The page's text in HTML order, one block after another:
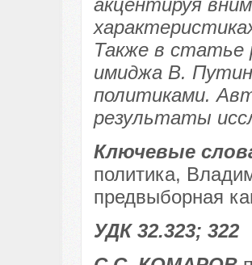
акцентируя
Также в статье
имиджа В.
политиками.
результаты
Ключевые
политика,
предвыборная
УДК 32.323; 322